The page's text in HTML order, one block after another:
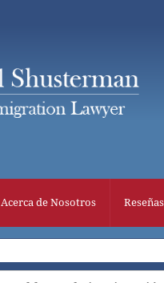
Acerca de Nosotros Reseñas